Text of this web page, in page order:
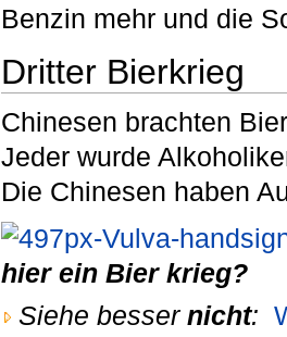
Benzin mehr und die
Dritter Bierkrieg
Chinesen brachten
Jeder wurde
Die Chinesen haben
hier ein Bier krieg?
Siehe besser nicht: